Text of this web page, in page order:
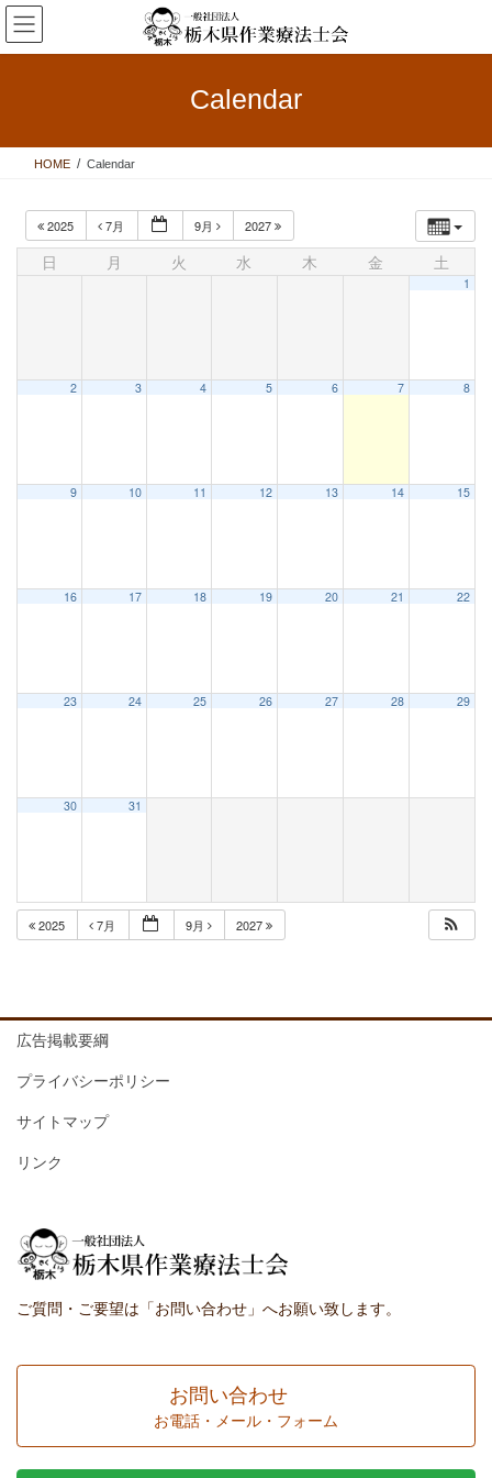
コ
ン
テ
ス
ナ
ビ
ゲ
ン
Calendar
HOME Calendar
2025 7月 9月 2027
日 月 火 水 木 金 土
1
2 3 4 5 6 7 8
9 10 11 12 13 14 15
16 17 18 19 20 21 22
23 24 25 26 27 28 29
30 31
2025 7月 9月 2027
広告掲載要綱
プライバシーポリシー
サイトマップ
リンク
ご質問・ご要望は「お問い合わせ」へお願い致します。
お問い合わせ
お電話・メール・フォーム